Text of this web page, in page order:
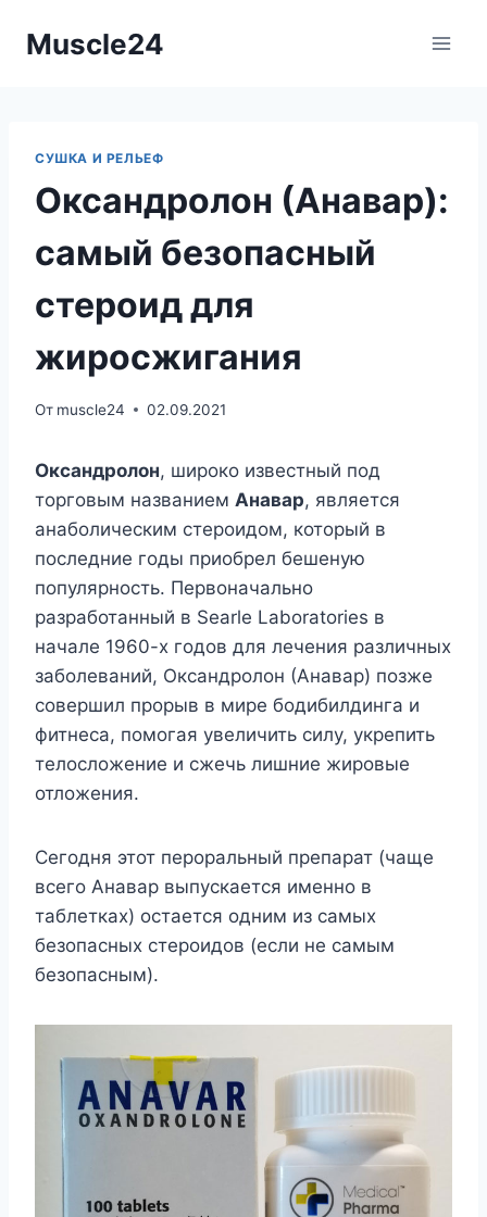
Muscle24
СУШКА И РЕЛЬЕФ
Оксандролон (Анавар):
самый безопасный
стероид для
жиросжигания
От muscle24 02.09.2021
Оксандролон, широко известный под
торговым названием Анавар, является
анаболическим стероидом, который в
последние годы приобрел бешеную
популярность. Первоначально
разработанный в Searle Laboratories в
начале 1960-х годов для лечения различных
заболеваний, Оксандролон (Анавар) позже
совершил прорыв в мире бодибилдинга и
фитнеса, помогая увеличить силу, укрепить
телосложение и сжечь лишние жировые
отложения.
Сегодня этот пероральный препарат (чаще
всего Анавар выпускается именно в
таблетках) остается одним из самых
безопасных стероидов (если не самым
безопасным).